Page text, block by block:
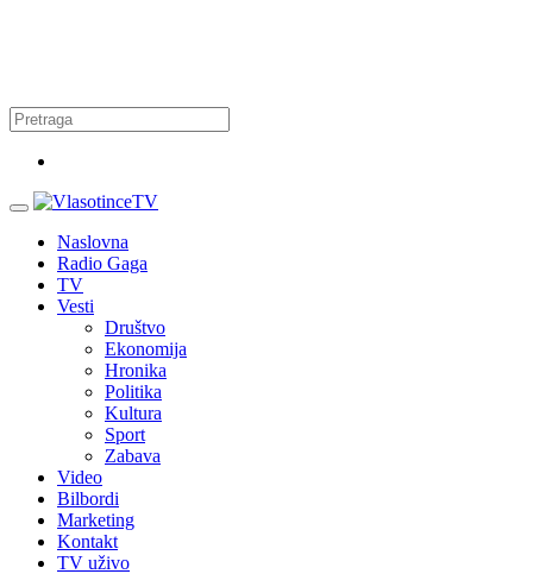
Naslovna
Radio Gaga
TV
Vesti
Društvo
Ekonomija
Hronika
Politika
Kultura
Sport
Zabava
Video
Bilbordi
Marketing
Kontakt
TV uživo